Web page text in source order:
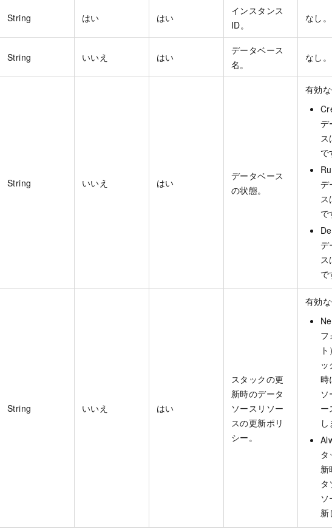
String はい はい
インスタンス
ID。
なし。
String いいえ はい
データベース
名。
なし。
String いいえ はい
データベース
の状態。
有効
デ
ス
で
デ
ス
で
デ
ス
で
String いいえ はい
スタックの更
新時のデータ
ソースリソー
スの更新ポリ
シー。
有効
フ
時
ソ
ー
し
新
タ
新